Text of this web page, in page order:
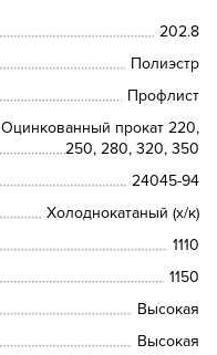
202.8
Полиэстр
Профлист
Оцинкованный прокат 220,
250, 280, 320, 350
24045-94
Холоднокатаный (х/к)
1110
1150
Высокая
Высокая